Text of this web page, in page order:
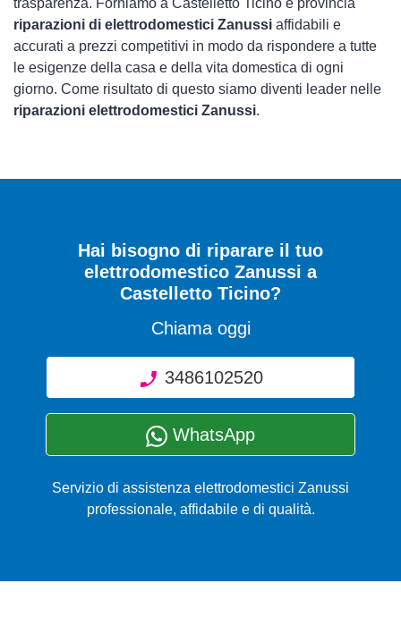
trasparenza. Forniamo a Castelletto Ticino e provincia
riparazioni di elettrodomestici Zanussi affidabili e
accurati a prezzi competitivi in modo da rispondere a tutte
le esigenze della casa e della vita domestica di ogni
giorno. Come risultato di questo siamo diventi leader nelle
riparazioni elettrodomestici Zanussi.
Hai bisogno di riparare il tuo
elettrodomestico Zanussi a
Castelletto Ticino?
Chiama oggi
3486102520
WhatsApp
Servizio di assistenza elettrodomestici Zanussi
professionale, affidabile e di qualità.